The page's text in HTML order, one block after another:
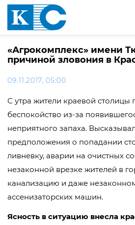
«Агрокомплекс» имени
причиной зловония в
09.11.2017, 05:00
С утра жители краевой столицы
беспокойство из-за
неприятного запаха.
предположения о попадании
ливневку, аварии на очистных
незаконной врезке жителей в
канализацию и даже
ассенизаторских машин.
Ясность в ситуацию внесла